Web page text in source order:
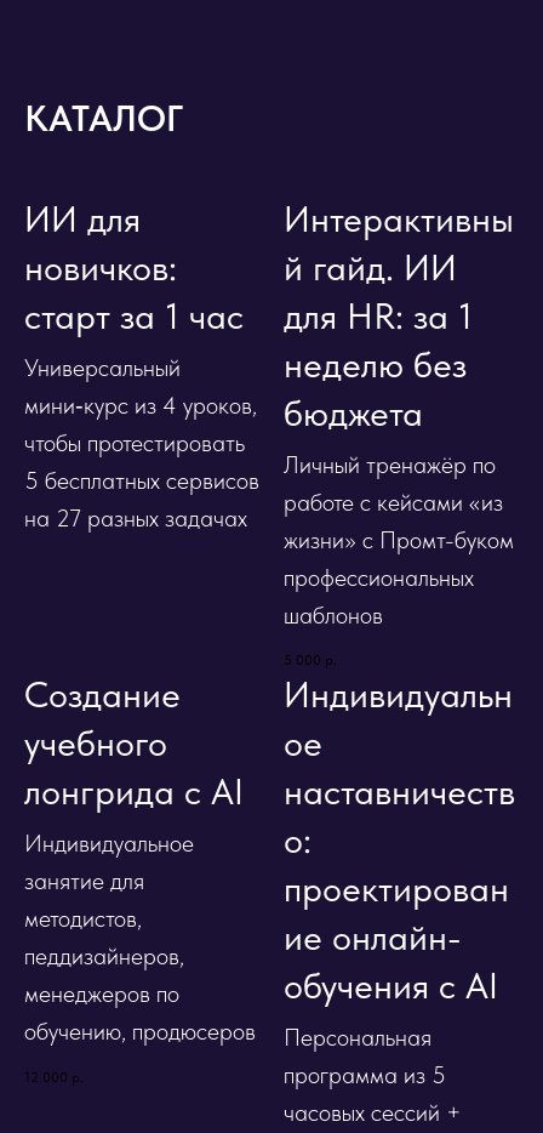
КАТАЛОГ
ИИ для
новичков:
старт за 1 час
Универсальный
мини‑курс из 4 уроков,
чтобы протестировать
5 бесплатных сервисов
на 27 разных задачах
Интерактивны
й гайд. ИИ
для HR: за 1
неделю без
бюджета
Личный тренажёр по
работе с кейсами «из
жизни» с Промт-буком
профессиональных
шаблонов
5 000 р.
Создание
учебного
лонгрида с AI
Индивидуальное
занятие для
методистов,
педдизайнеров,
менеджеров по
обучению, продюсеров
12 000 р.
Индивидуальн
ое
наставничеств
о:
проектирован
ие онлайн-
обучения с AI
Персональная
программа из 5
часовых сессий +